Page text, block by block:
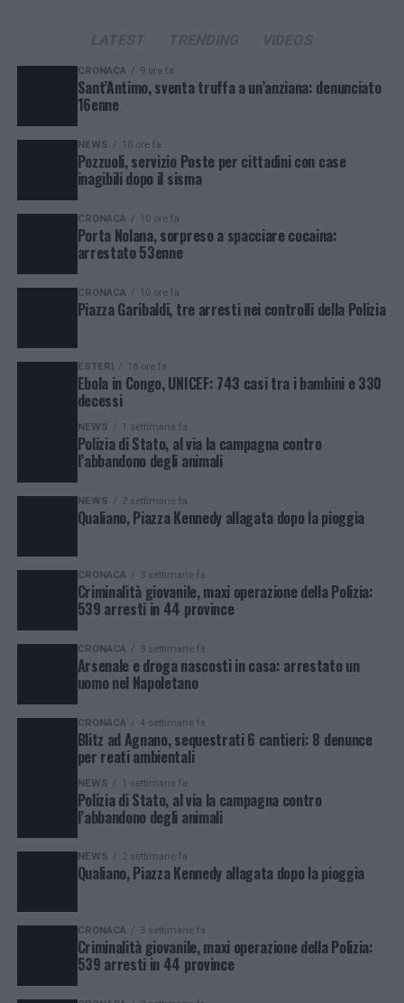
CRONACA 9 ore fa
Sant’Antimo, sventa truffa a un’anziana: denunciato
16enne
NEWS 10 ore fa
Pozzuoli, servizio Poste per cittadini con case
inagibili dopo il sisma
CRONACA 10 ore fa
Porta Nolana, sorpreso a spacciare cocaina:
arrestato 53enne
CRONACA 10 ore fa
Piazza Garibaldi, tre arresti nei controlli della Polizia
ESTERI 18 ore fa
Ebola in Congo, UNICEF: 743 casi tra i bambini e 330
decessi
NEWS 1 settimana fa
Polizia di Stato, al via la campagna contro
l’abbandono degli animali
NEWS 2 settimane fa
Qualiano, Piazza Kennedy allagata dopo la pioggia
CRONACA 3 settimane fa
Criminalità giovanile, maxi operazione della Polizia:
539 arresti in 44 province
CRONACA 3 settimane fa
Arsenale e droga nascosti in casa: arrestato un
uomo nel Napoletano
CRONACA 4 settimane fa
Blitz ad Agnano, sequestrati 6 cantieri: 8 denunce
per reati ambientali
NEWS 1 settimana fa
Polizia di Stato, al via la campagna contro
l’abbandono degli animali
NEWS 2 settimane fa
Qualiano, Piazza Kennedy allagata dopo la pioggia
CRONACA 3 settimane fa
Criminalità giovanile, maxi operazione della Polizia:
539 arresti in 44 province